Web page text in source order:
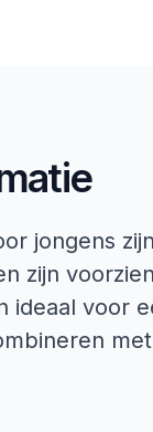
jongens
zijn
ideaal voor